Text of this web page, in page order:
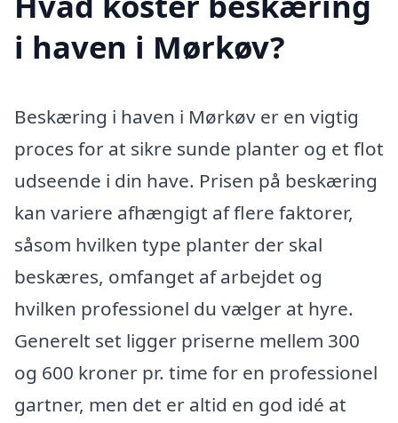
i haven i Mørkøv?
Beskæring i haven i Mørkøv er en vigtig
proces for at sikre sunde planter og et flot
udseende i din have. Prisen på beskæring
kan variere afhængigt af flere faktorer,
såsom hvilken type planter der skal
beskæres, omfanget af arbejdet og
hvilken professionel du vælger at hyre.
Generelt set ligger priserne mellem 300
og 600 kroner pr. time for en professionel
gartner, men det er altid en god idé at